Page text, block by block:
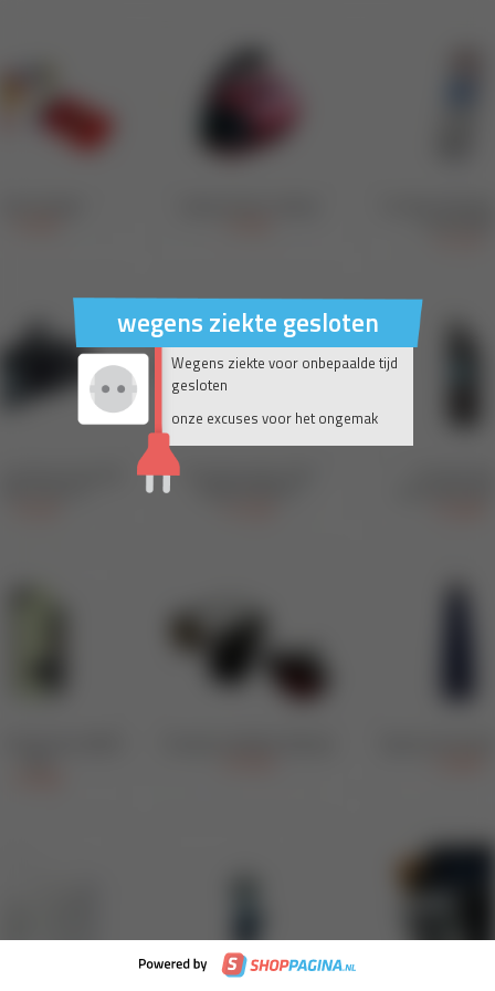
wegens ziekte gesloten
Wegens ziekte voor onbepaalde tijd
gesloten
onze excuses voor het ongemak